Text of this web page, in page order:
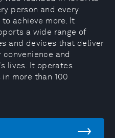
person and every
achieve more. It
a wide range of
and devices that deliver
and
lives. It operates
more than 100